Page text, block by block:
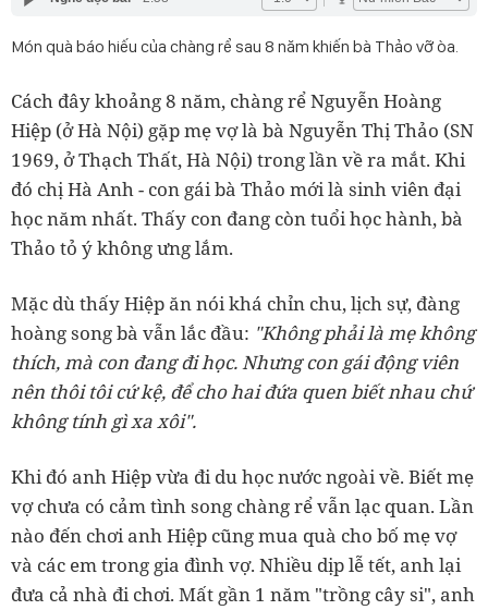
Món quà báo hiếu của chàng rể sau 8 năm khiến bà Thảo vỡ òa.
Cách đây khoảng 8 năm, chàng rể Nguyễn Hoàng
Hiệp (ở Hà Nội) gặp mẹ vợ là bà Nguyễn Thị Thảo (SN
1969, ở Thạch Thất, Hà Nội) trong lần về ra mắt. Khi
đó chị Hà Anh - con gái bà Thảo mới là sinh viên đại
học năm nhất. Thấy con đang còn tuổi học hành, bà
Thảo tỏ ý không ưng lắm.
Mặc dù thấy Hiệp ăn nói khá chỉn chu, lịch sự, đàng
hoàng song bà vẫn lắc đầu: "Không phải là mẹ không
thích, mà con đang đi học. Nhưng con gái động viên
nên thôi tôi cứ kệ, để cho hai đứa quen biết nhau chứ
không tính gì xa xôi".
Khi đó anh Hiệp vừa đi du học nước ngoài về. Biết mẹ
vợ chưa có cảm tình song chàng rể vẫn lạc quan. Lần
nào đến chơi anh Hiệp cũng mua quà cho bố mẹ vợ
và các em trong gia đình vợ. Nhiều dịp lễ tết, anh lại
đưa cả nhà đi chơi. Mất gần 1 năm "trồng cây si", anh